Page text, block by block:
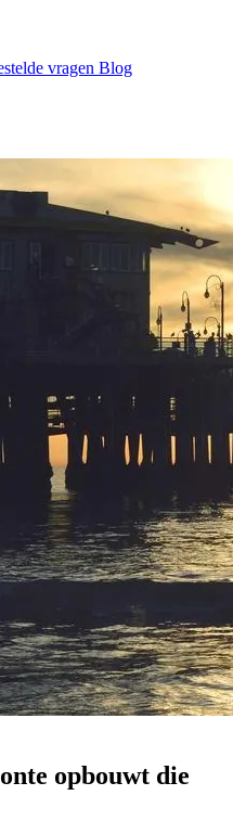
vragen Blog
opbouwt die